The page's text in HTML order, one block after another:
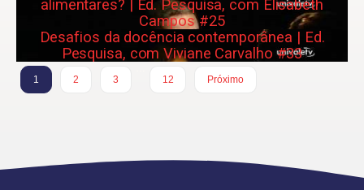
alimentares? | Ed. Pesquisa, com Elisabeth
Campos #25
Desafios da docência contemporânea | Ed.
Pesquisa, com Viviane Carvalho #33
1 2 3
12
Próximo